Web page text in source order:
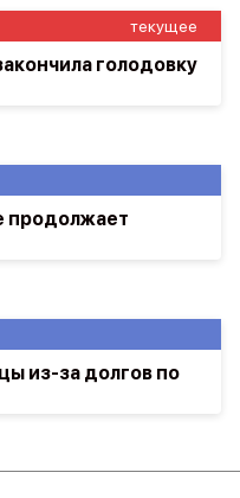
из-за долгов по
продолжает
текущее
голодовку